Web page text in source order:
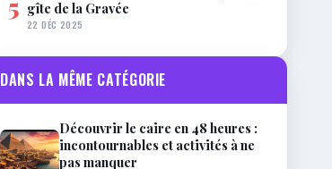
5 gîte de la Gravée
22 DÉC 2025
DANS LA MÊME CATÉGORIE
Découvrir le caire en 48 heures :
incontournables et activités à ne
pas manquer